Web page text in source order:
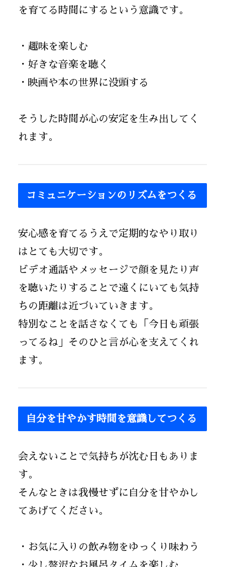
を育てる時間にするという意識です。
・趣味を楽しむ
・好きな音楽を聴く
・映画や本の世界に没頭する
そうした時間が心の安定を生み出してく
れます。
コミュニケーションのリズムをつくる
安心感を育てるうえで定期的なやり取り
はとても大切です。
ビデオ通話やメッセージで顔を見たり声
を聴いたりすることで遠くにいても気持
ちの距離は近づいていきます。
特別なことを話さなくても「今日も頑張
ってるね」そのひと言が心を支えてくれ
ます。
自分を甘やかす時間を意識してつくる
会えないことで気持ちが沈む日もありま
す。
そんなときは我慢せずに自分を甘やかし
てあげてください。
・お気に入りの飲み物をゆっくり味わう